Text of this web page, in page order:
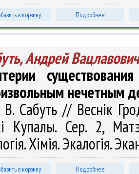
в корзину Подробнее
Андрей Вацлавович
нечетным
Сабуть // Веснік
Купалы. Сер. 2,
Хімія. Экалогія.
в корзину Подробнее